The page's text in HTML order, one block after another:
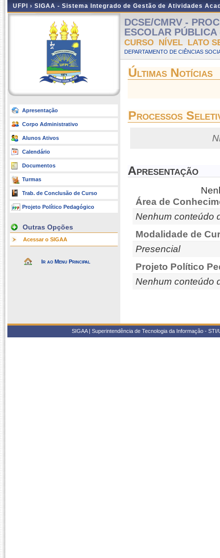
UFPI › SIGAA - Sistema Integrado de Gestão de Atividades
Apresentação
Corpo Administrativo
Alunos Ativos
Calendário
Documentos
Turmas
Trab. de Conclusão de Curso
Projeto Político Pedagógico
Outras Opções
Acessar o SIGAA
Ir ao Menu Principal
DCSE/CMRV -
ESCOLAR
CURSO NÍVEL LATO
DEPARTAMENTO DE CIÊNCIAS
Últimas Notícias
Processos
Apresentação
Área de
Nenhum conteúdo
Modalidade de
Presencial
Projeto Político
Nenhum conteúdo
SIGAA | Superintendência de Tecnologia da Informação -